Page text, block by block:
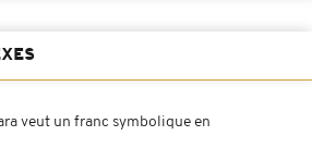
veut un franc symbolique en